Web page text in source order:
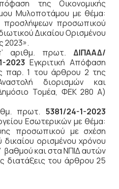
της Οικονομικής
Μυλοποτάμου με θέμα:
προσλήψεων προσωπικού
Δικαίου Ορισμένου
2023».
αριθμ. πρωτ.ΔΙΠΑΑΔ/
2023 Εγκριτική Απόφαση
παρ. 1 του άρθρου 2 της
διορισμών και
Τομέα, ΦΕΚ 280 Α)
πρωτ.5381/24-1-2023
Εσωτερικών με θέμα:
προσωπικού με σχέση
δικαίου ορισμένου χρόνου
βαθμού και στα ΝΠΙΔ αυτών
διατάξεις του άρθρου 25